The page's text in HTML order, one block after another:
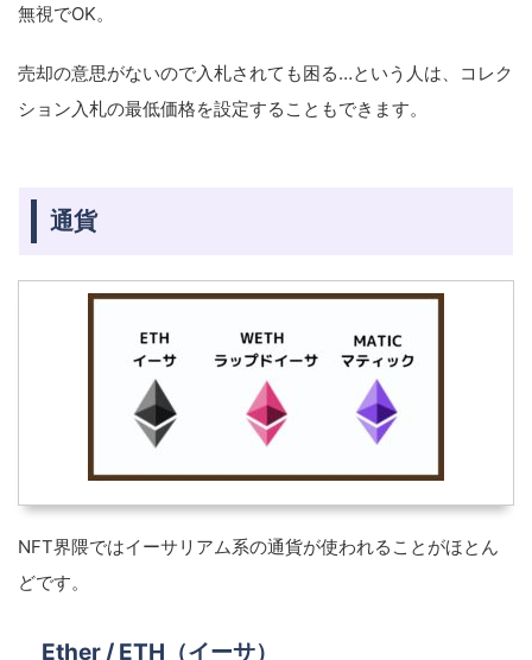
無視でOK。
売却の意思がないので入札されても困る…という人は、コレク
ション入札の最低価格を設定することもできます。
通貨
NFT界隈ではイーサリアム系の通貨が使われることがほとん
どです。
Ether / ETH（イーサ）